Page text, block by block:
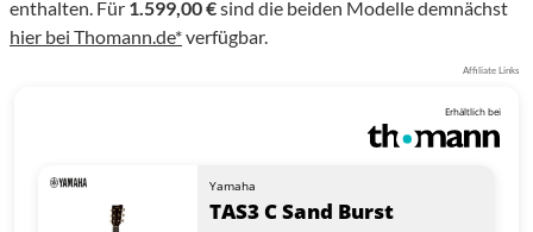
enthalten. Für 1.599,00 €sind die beiden Modelle demnächst
hier bei Thomann.de*verfügbar.
Affiliate Links
Erhältlich bei
Yamaha
TAS3 C Sand Burst